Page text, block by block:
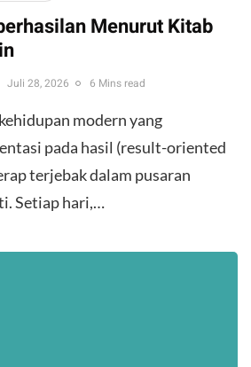
Menurut Kitab
Juli 28, 2026 6 Mins read
modern yang
pada hasil (result-oriented
terjebak dalam pusaran
Setiap hari,…